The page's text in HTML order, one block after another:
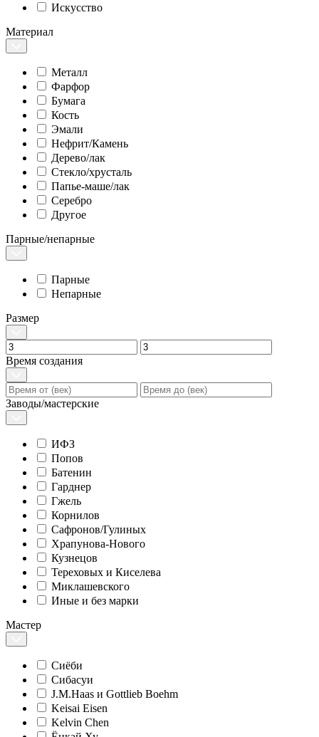
Искусство
Материал
Металл
Фарфор
Бумага
Кость
Эмали
Нефрит/Камень
Дерево/лак
Стекло/хрусталь
Папье-маше/лак
Серебро
Другое
Парные/непарные
Парные
Непарные
Размер
Время создания
Заводы/мастерские
ИФЗ
Попов
Батенин
Гарднер
Гжель
Корнилов
Сафронов/Гулиных
Храпунова-Нового
Кузнецов
Тереховых и Киселева
Миклашевского
Иные и без марки
Мастер
Сиёби
Сибасуи
J.M.Haas и Gottlieb Boehm
Keisai Eisen
Kelvin Chen